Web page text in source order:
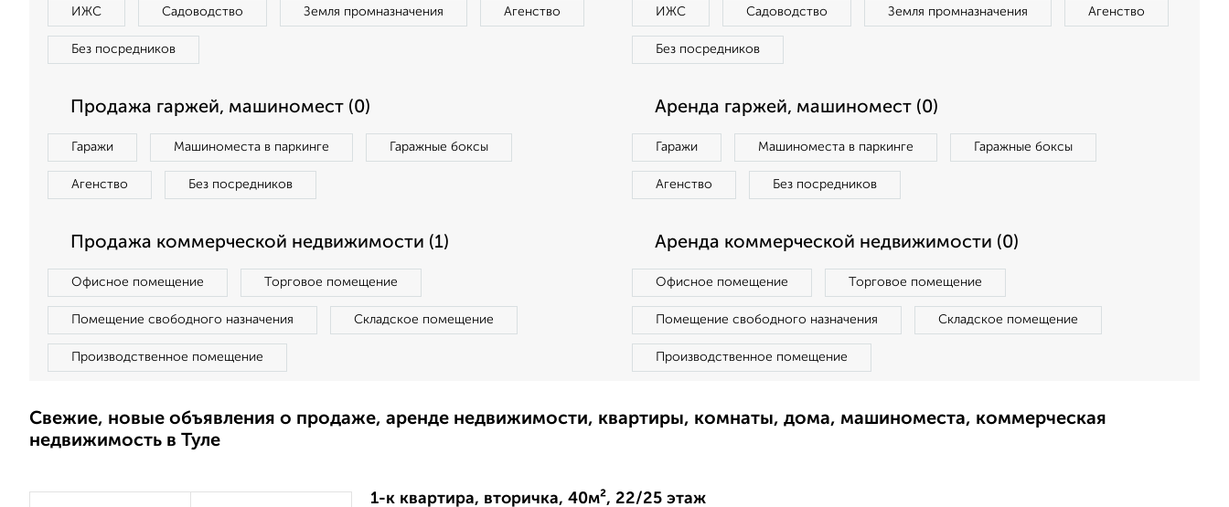
ИЖС Садоводство Земля промназначения Агенство
Без посредников
ИЖС Садоводство Земля промназначения Агенство
Без посредников
Продажа гаржей, машиномест (0)
Гаражи Машиноместа в паркинге Гаражные боксы
Агенство Без посредников
Аренда гаржей, машиномест (0)
Гаражи Машиноместа в паркинге Гаражные боксы
Агенство Без посредников
Продажа коммерческой недвижимости (1)
Офисное помещение Торговое помещение
Помещение свободного назначения Складское помещение
Производственное помещение
Аренда коммерческой недвижимости (0)
Офисное помещение Торговое помещение
Помещение свободного назначения Складское помещение
Производственное помещение
Свежие, новые объявления о продаже, аренде недвижимости, квартиры, комнаты, дома, машиноместа, коммерческая
недвижимость в Туле
1-к квартира, вторичка, 40м², 22/25 этаж